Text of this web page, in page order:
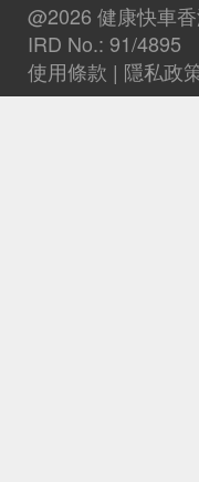
@2026 健康快車
IRD No.: 91/4895
使用條款 | 隱私政